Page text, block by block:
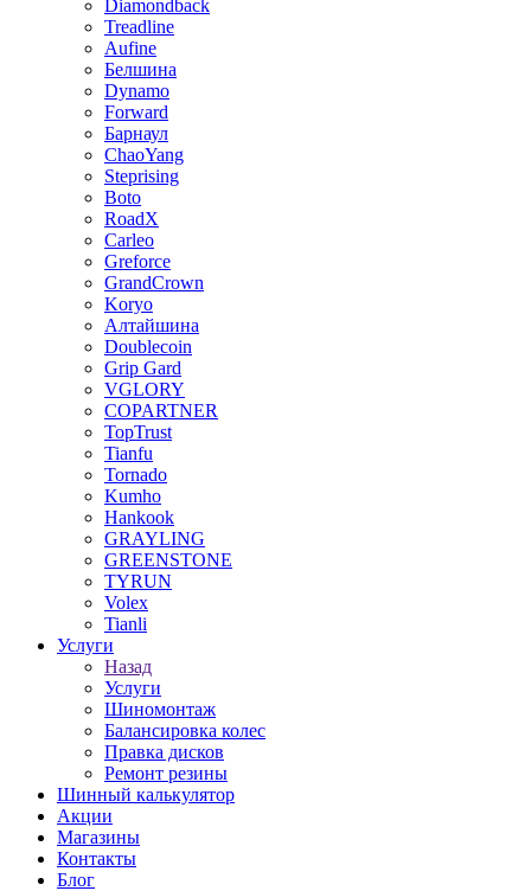
Diamondback
Treadline
Aufine
Белшина
Dynamo
Forward
Барнаул
ChaoYang
Steprising
Boto
RoadX
Carleo
Greforce
GrandCrown
Koryo
Алтайшина
Doublecoin
Grip Gard
VGLORY
COPARTNER
TopTrust
Tianfu
Tornado
Kumho
Hankook
GRAYLING
GREENSTONE
TYRUN
Volex
Tianli
Услуги
Назад
Услуги
Шиномонтаж
Балансировка колес
Правка дисков
Ремонт резины
Шинный калькулятор
Акции
Магазины
Контакты
Блог